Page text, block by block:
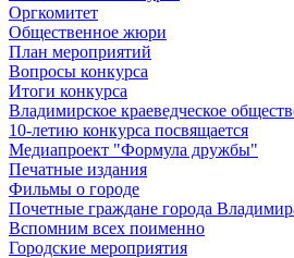
Оргкомитет
Общественное жюри
План мероприятий
Вопросы конкурса
Итоги конкурса
Владимирское краеведческое
10-летию конкурса посвящается
Медиапроект "Формула дружбы"
Печатные издания
Фильмы о городе
Почетные граждане города
Вспомним всех поименно
Городские мероприятия